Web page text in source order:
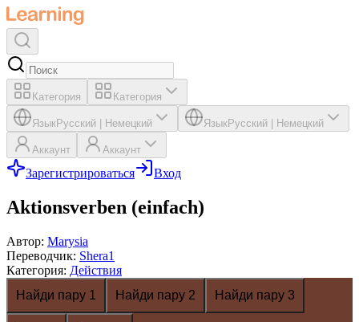
Категория Категория
ЯзыкРусский Немецкий ЯзыкРусский Немецкий
Аккаунт Аккаунт
Зарегистрироваться Вход
Aktionsverben (einfach)
Автор: Marysia
Переводчик: Shera1
Категория: Действия
Найди пару 1
Найди пару 2 Найди пару 3